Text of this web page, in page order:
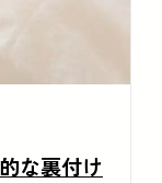
な裏付け